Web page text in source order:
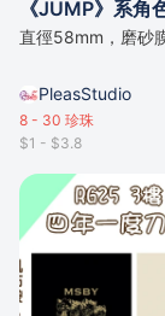
直徑58mm，磨砂
PleasStudio
8 - 30 珍珠
$1 - $3.8